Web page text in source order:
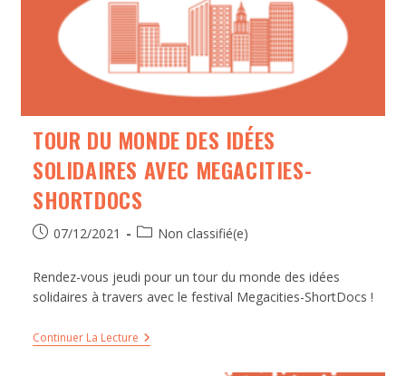
TOUR DU MONDE DES IDÉES
SOLIDAIRES AVEC MEGACITIES-
SHORTDOCS
07/12/2021 Non classifié(e)
Rendez-vous jeudi pour un tour du monde des idées
solidaires à travers avec le festival Megacities-ShortDocs !
Continuer La Lecture